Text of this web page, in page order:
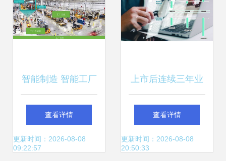
智能制造 智能工厂
建设是传统制造业
与新技术的一次系
查看详情
更新时间：2026-08-08
09:22:57
上市后连续三年业
绩下滑，超越科技
再收问询函，“技术
查看详情
更新时间：2026-08-08
20:50:33